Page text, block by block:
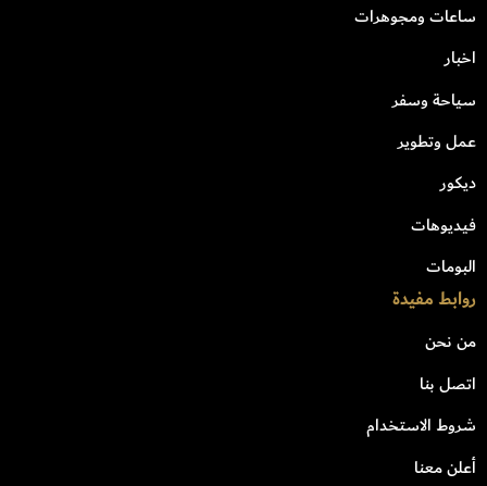
ساعات ومجوهرات
اخبار
سياحة وسفر
عمل وتطوير
ديكور
فيديوهات
البومات
روابط مفيدة
من نحن
اتصل بنا
شروط الاستخدام
أعلن معنا